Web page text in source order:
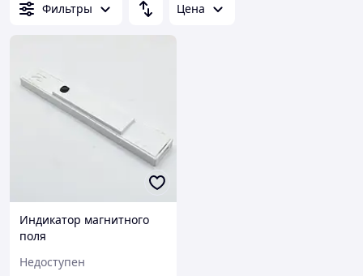
Фильтры Цена
Индикатор магнитного
поля
Недоступен